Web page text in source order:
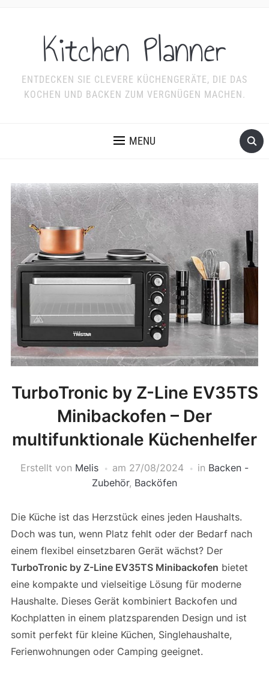
Kitchen Planner
ENTDECKEN SIE CLEVERE KÜCHENGERÄTE, DIE DAS
KOCHEN UND BACKEN ZUM VERGNÜGEN MACHEN.
MENU
TurboTronic by Z-Line EV35TS
Minibackofen – Der
multifunktionale Küchenhelfer
Erstellt von Melis am 27/08/2024 in Backen -
Zubehör, Backöfen
Die Küche ist das Herzstück eines jeden Haushalts.
Doch was tun, wenn Platz fehlt oder der Bedarf nach
einem flexibel einsetzbaren Gerät wächst? Der
TurboTronic by Z-Line EV35TS Minibackofen bietet
eine kompakte und vielseitige Lösung für moderne
Haushalte. Dieses Gerät kombiniert Backofen und
Kochplatten in einem platzsparenden Design und ist
somit perfekt für kleine Küchen, Singlehaushalte,
Ferienwohnungen oder Camping geeignet.